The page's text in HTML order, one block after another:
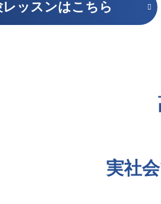
レッスンはこちら
実社